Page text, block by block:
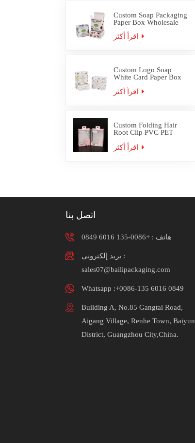
Custom Soap Packaging
Paper Box Wholesale
Custom Logo Soap
White Card Paper Box
Custom Folding Hair
Root Clip PVC PET
اتصل بنا
هاتف :+0086-135 6016 0849
بريد إلكتروني :
sales07@bailipackaging.com
Whatsapp :+0086-135 6016 0849
Building A, No.85 Gangtai Road,
Aigang Village, Renhe Town, Baiyun
District, Guangzhou City,China.